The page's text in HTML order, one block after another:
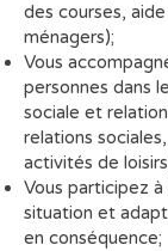
des courses,
ménagers);
Vous
personnes dans
sociale et
relations
activités de
Vous participez
situation et
en conséquence;